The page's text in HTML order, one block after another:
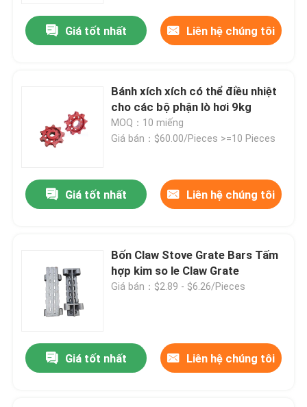
Nhà
Địa chỉ liên hệ
Bộ phận lò hơi
Giá tốt nhất Liên hệ chúng tôi
Bánh xích xích có thể điều nhiệt
cho các bộ phận lò hơi 9kg
MOQ：10 miếng
Giá bán：$60.00/Pieces >=10 Pieces
Giá tốt nhất Liên hệ chúng tôi
Bốn Claw Stove Grate Bars Tấm
hợp kim so le Claw Grate
Giá bán：$2.89 - $6.26/Pieces
Giá tốt nhất Liên hệ chúng tôi